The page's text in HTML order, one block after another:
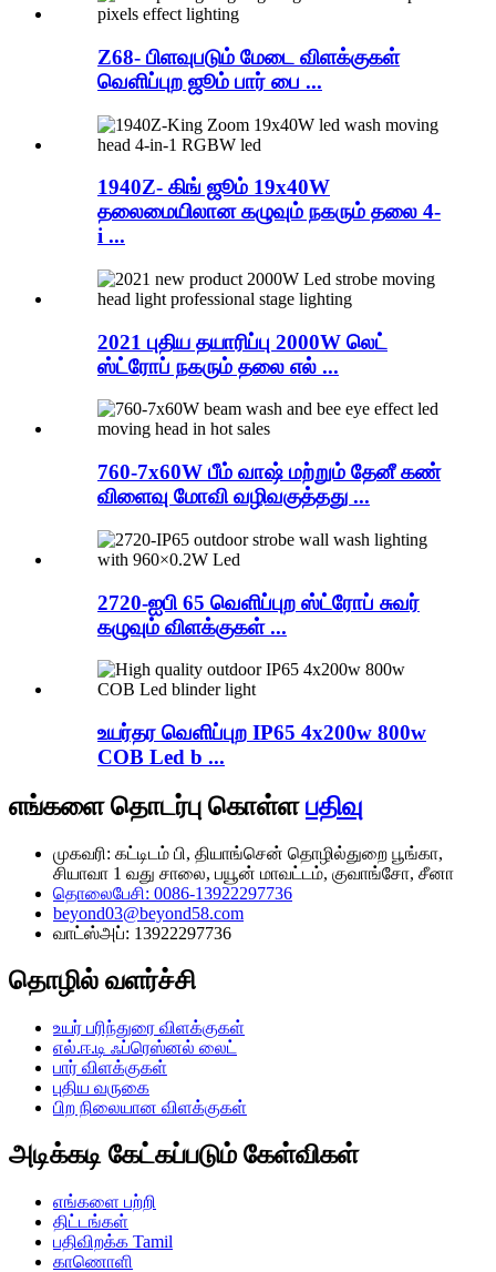
Z68- பிளவுபடும் மேடை விளக்குகள்
வெளிப்புற ஜூம் பார் பை ...
1940Z- கிங் ஜூம் 19x40W
தலைமையிலான கழுவும் நகரும் தலை 4-
i ...
2021 புதிய தயாரிப்பு 2000W லெட்
ஸ்ட்ரோப் நகரும் தலை எல் ...
760-7x60W பீம் வாஷ் மற்றும் தேனீ கண்
விளைவு மோவி வழிவகுத்தது ...
2720-ஐபி 65 வெளிப்புற ஸ்ட்ரோப் சுவர்
கழுவும் விளக்குகள் ...
உயர்தர வெளிப்புற IP65 4x200w 800w
COB Led b ...
எங்களை தொடர்பு கொள்ளபதிவு
முகவரி: கட்டிடம் பி, தியாங்சென் தொழில்துறை பூங்கா,
சியாவா 1 வது சாலை, பயூன் மாவட்டம், குவாங்சோ, சீனா
தொலைபேசி: 0086-13922297736
beyond03@beyond58.com
வாட்ஸ்அப்: 13922297736
தொழில் வளர்ச்சி
உயர் பரிந்துரை விளக்குகள்
எல்.ஈ.டி ஃப்ரெஸ்னல் லைட்
பார் விளக்குகள்
புதிய வருகை
பிற நிலையான விளக்குகள்
அடிக்கடி கேட்கப்படும் கேள்விகள்
எங்களை பற்றி
திட்டங்கள்
பதிவிறக்க Tamil
காணொளி